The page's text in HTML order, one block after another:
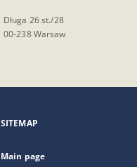
Długa 26 st./28
00-238 Warsaw
SITEMAP
Main page